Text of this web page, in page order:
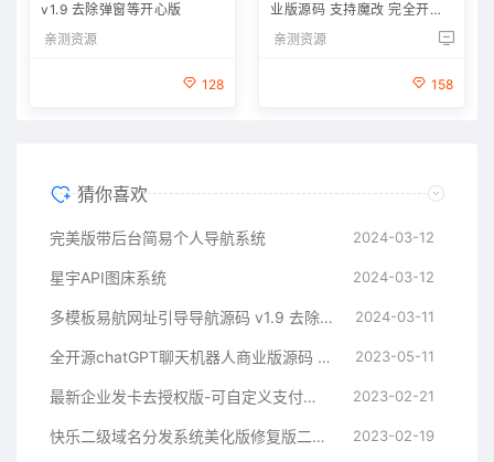
v1.9 去除弹窗等开心版
亲测资源
128
业版源码 支持魔改 完全开放
源代码
亲测资源
158
猜你喜欢
完美版带后台简易个人导航系统 2024-03-12
星宇API图床系统 2024-03-12
多模板易航网址引导导航源码 v1.9 去除弹窗等开心版 2024-03-11
全开源chatGPT聊天机器人商业版源码 支持魔改 完全开放源代码 2023-05-11
最新企业发卡去授权版-可自定义支付接口 2023-02-21
快乐二级域名分发系统美化版修复版二开版 2023-02-19